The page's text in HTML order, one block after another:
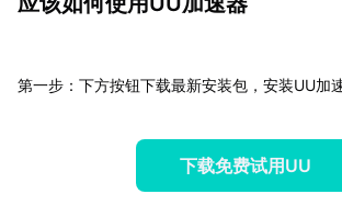
第一步：下方按钮下载最新安装包，安装UU加速
下载免费试用UU